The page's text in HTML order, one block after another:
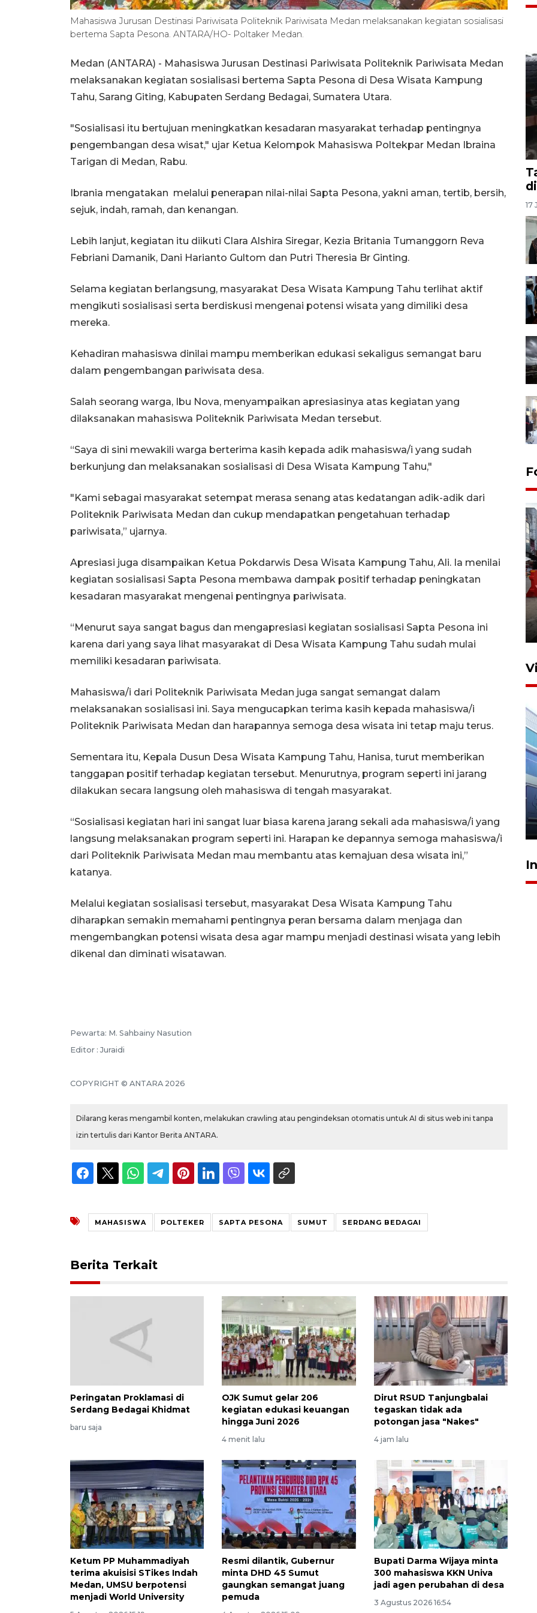
Mahasiswa Jurusan Destinasi Pariwisata Politeknik Pariwisata Medan melaksanakan kegiatan sosialisasi
bertema Sapta Pesona. ANTARA/HO- Poltaker Medan.
Medan (ANTARA) - Mahasiswa Jurusan Destinasi Pariwisata Politeknik Pariwisata Medan
melaksanakan kegiatan sosialisasi bertema Sapta Pesona di Desa Wisata Kampung
Tahu, Sarang Giting, Kabupaten Serdang Bedagai, Sumatera Utara.
"Sosialisasi itu bertujuan meningkatkan kesadaran masyarakat terhadap pentingnya
pengembangan desa wisat," ujar Ketua Kelompok Mahasiswa Poltekpar Medan Ibraina
Tarigan di Medan, Rabu.
Ibrania mengatakan melalui penerapan nilai-nilai Sapta Pesona, yakni aman, tertib, bersih,
sejuk, indah, ramah, dan kenangan.
Lebih lanjut, kegiatan itu diikuti Clara Alshira Siregar, Kezia Britania Tumanggorn Reva
Febriani Damanik, Dani Harianto Gultom dan Putri Theresia Br Ginting.
Selama kegiatan berlangsung, masyarakat Desa Wisata Kampung Tahu terlihat aktif
mengikuti sosialisasi serta berdiskusi mengenai potensi wisata yang dimiliki desa
mereka.
Kehadiran mahasiswa dinilai mampu memberikan edukasi sekaligus semangat baru
dalam pengembangan pariwisata desa.
Salah seorang warga, Ibu Nova, menyampaikan apresiasinya atas kegiatan yang
dilaksanakan mahasiswa Politeknik Pariwisata Medan tersebut.
“Saya di sini mewakili warga berterima kasih kepada adik mahasiswa/i yang sudah
berkunjung dan melaksanakan sosialisasi di Desa Wisata Kampung Tahu,"
"Kami sebagai masyarakat setempat merasa senang atas kedatangan adik-adik dari
Politeknik Pariwisata Medan dan cukup mendapatkan pengetahuan terhadap
pariwisata,” ujarnya.
Apresiasi juga disampaikan Ketua Pokdarwis Desa Wisata Kampung Tahu, Ali. Ia menilai
kegiatan sosialisasi Sapta Pesona membawa dampak positif terhadap peningkatan
kesadaran masyarakat mengenai pentingnya pariwisata.
“Menurut saya sangat bagus dan mengapresiasi kegiatan sosialisasi Sapta Pesona ini
karena dari yang saya lihat masyarakat di Desa Wisata Kampung Tahu sudah mulai
memiliki kesadaran pariwisata.
Mahasiswa/i dari Politeknik Pariwisata Medan juga sangat semangat dalam
melaksanakan sosialisasi ini. Saya mengucapkan terima kasih kepada mahasiswa/i
Politeknik Pariwisata Medan dan harapannya semoga desa wisata ini tetap maju terus.
Sementara itu, Kepala Dusun Desa Wisata Kampung Tahu, Hanisa, turut memberikan
tanggapan positif terhadap kegiatan tersebut. Menurutnya, program seperti ini jarang
dilakukan secara langsung oleh mahasiswa di tengah masyarakat.
“Sosialisasi kegiatan hari ini sangat luar biasa karena jarang sekali ada mahasiswa/i yang
langsung melaksanakan program seperti ini. Harapan ke depannya semoga mahasiswa/i
dari Politeknik Pariwisata Medan mau membantu atas kemajuan desa wisata ini,”
katanya.
Melalui kegiatan sosialisasi tersebut, masyarakat Desa Wisata Kampung Tahu
diharapkan semakin memahami pentingnya peran bersama dalam menjaga dan
mengembangkan potensi wisata desa agar mampu menjadi destinasi wisata yang lebih
dikenal dan diminati wisatawan.
Pewarta: M. Sahbainy Nasution
Editor : Juraidi
COPYRIGHT © ANTARA 2026
Dilarang keras mengambil konten, melakukan crawling atau pengindeksan otomatis untuk AI di situs web ini tanpa
izin tertulis dari Kantor Berita ANTARA.
MAHASISWA POLTEKER SAPTA PESONA SUMUT SERDANG BEDAGAI
Berita Terkait
Peringatan Proklamasi di
Serdang Bedagai Khidmat
baru saja
OJK Sumut gelar 206
kegiatan edukasi keuangan
hingga Juni 2026
4 menit lalu
Dirut RSUD Tanjungbalai
tegaskan tidak ada
potongan jasa "Nakes"
4 jam lalu
Ketum PP Muhammadiyah
terima akuisisi STikes Indah
Medan, UMSU berpotensi
menjadi World University
Resmi dilantik, Gubernur
minta DHD 45 Sumut
gaungkan semangat juang
pemuda
Bupati Darma Wijaya minta
300 mahasiswa KKN Univa
jadi agen perubahan di desa
3 Agustus 2026 16:54
17
Pelaporan SPT Tahunan di
27 April 2026 15:34
IDAI perkuat kompetensi
dokter tangani penyakit
23 Juli 2026 20:04
Ekspedisi Rupiah Berdaulat